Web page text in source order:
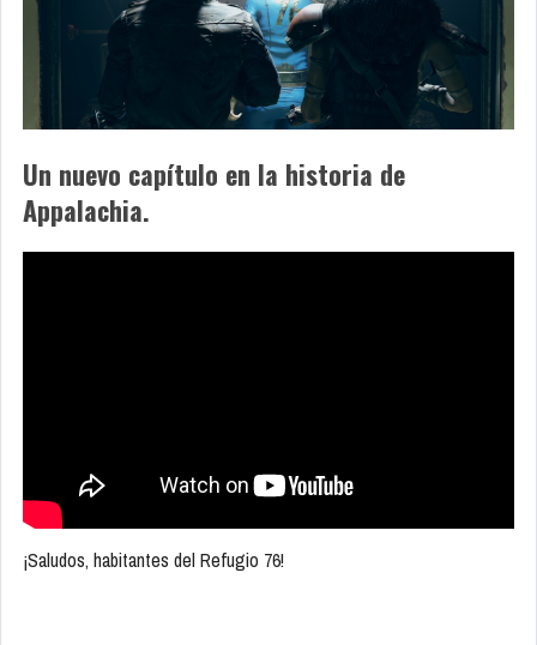
Un nuevo capítulo en la historia de
Appalachia.
¡Saludos, habitantes del Refugio 76!